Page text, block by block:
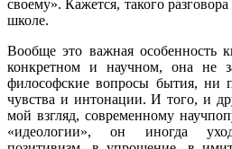
своему». Кажется, такого
школе.
Вообще это важная особенность
конкретном и научном, она не
философские вопросы бытия, ни
чувства и интонации. И того, и
мой взгляд, современному
«идеологии», он иногда